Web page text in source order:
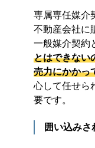
専属専任媒介
不動産会社に
一般媒介契約
とはできない
売力にかかっ
心して任せら
要です。
囲い込みさ